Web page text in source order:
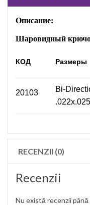
Описание:
Шаровидный
КОД Размеры
20103
Bi-
RECENZII (0)
Recenzii
Nu există recenzii până